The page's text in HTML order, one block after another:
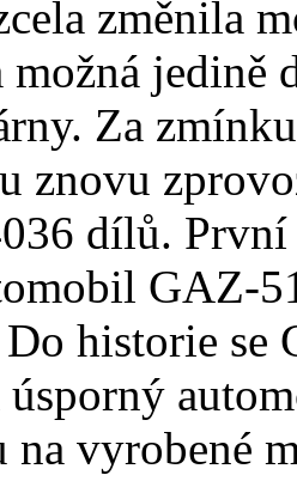
změnila
možná jedině
Za
znovu
dílů.
GAZ-
historie se
na vyrobené